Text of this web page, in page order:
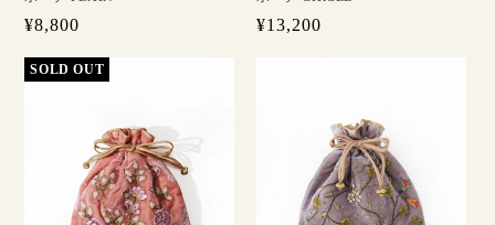
通
価
¥8,800
通
¥13,200